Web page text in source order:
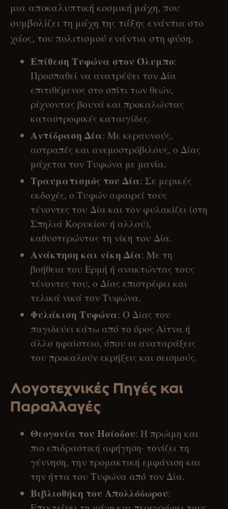
μια αποκαλυπτική κοσμική μάχη, που
συμβολίζει τη μάχη της τάξης ενάντια στο
χάος, του πολιτισμού ενάντια στη φύση.
Επίθεση Τυφώνα στον Όλυμπο:
Προσπαθεί να ανατρέψει τον Δία
επιτιθέμενος στο σπίτι των θεών,
ρίχνοντας βουνά και προκαλώντας
καταστροφικές καταιγίδες.
Αντίδραση Δία: Με κεραυνούς,
αστραπές και ανεμοστρόβιλους, ο Δίας
μάχεται τον Τυφώνα με μανία.
Τραυματισμός του Δία: Σε μερικές
εκδοχές, ο Τυφών αφαιρεί τους
τένοντες του Δία και τον φυλακίζει (στη
Σπηλιά Κορυκίου ή αλλού),
καθυστερώντας τη νίκη του Δία.
Ανάκτηση και νίκη Δία: Με τη
βοήθεια του Ερμή ή ανακτώντας τους
τένοντες του, ο Δίας επιστρέφει και
τελικά νικά τον Τυφώνα.
Φυλάκιση Τυφώνα: Ο Δίας τον
παγιδεύει κάτω από το όρος Αίτνα ή
άλλο ηφαίστειο, όπου οι αναταράξεις
του προκαλούν εκρήξεις και σεισμούς.
Λογοτεχνικές Πηγές και
Παραλλαγές
Θεογονία του Ησίοδου: Η πρώιμη και
πιο επιδραστική αφήγηση· τονίζει τη
γέννηση, την τρομακτική εμφάνιση και
την ήττα του Τυφώνα από τον Δία.
Βιβλιοθήκη του Απολλόδωρου: